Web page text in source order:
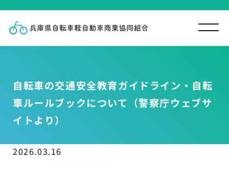
自転車の交通安全教育ガイドライン・自転
車ルールブックについて（警察庁ウェブサ
イトより）
2026.03.16